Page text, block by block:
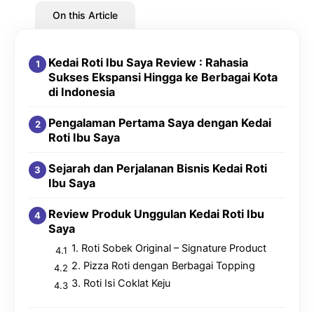
On this Article
Kedai Roti Ibu Saya Review : Rahasia
Sukses Ekspansi Hingga ke Berbagai Kota
di Indonesia
Pengalaman Pertama Saya dengan Kedai
Roti Ibu Saya
Sejarah dan Perjalanan Bisnis Kedai Roti
Ibu Saya
Review Produk Unggulan Kedai Roti Ibu
Saya
1. Roti Sobek Original – Signature Product
2. Pizza Roti dengan Berbagai Topping
3. Roti Isi Coklat Keju